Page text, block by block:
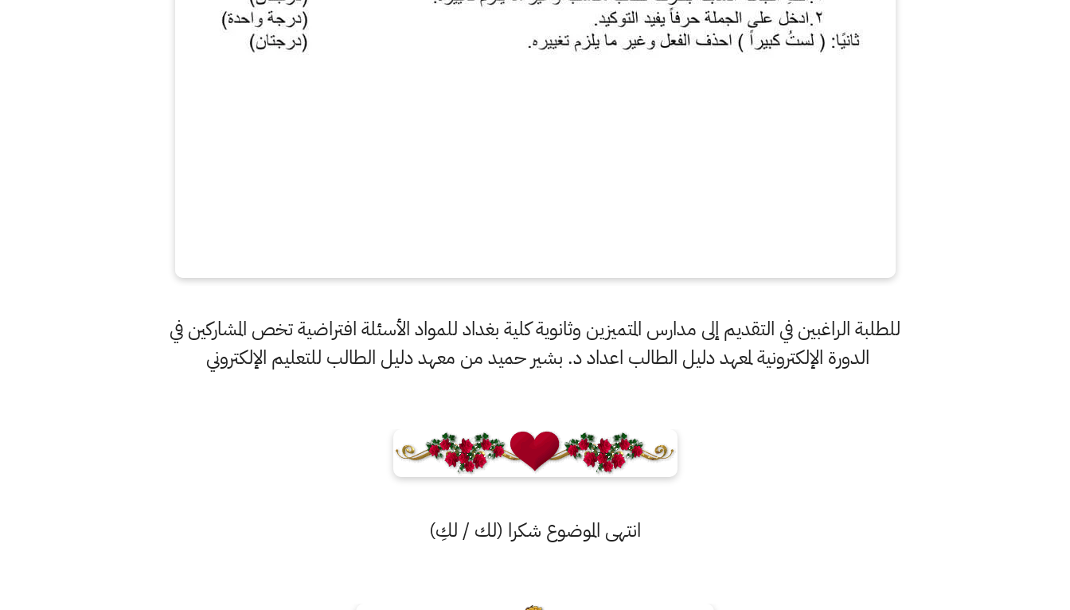
للطلبة الراغبين في التقديم إلى مدارس المتميزين وثانوية كلية بغداد للمواد الأسئلة افتراضية تخص المشاركين في
الدورة الإلكترونية لمعهد دليل الطالب اعداد د. بشير حميد من معهد دليل الطالب للتعليم الإلكتروني
انتهى الموضوع شكرا (لك / لكِ)